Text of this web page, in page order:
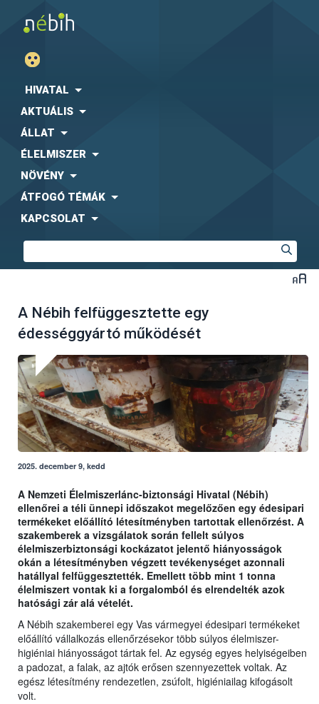
HIVATAL
AKTUÁLIS
ÁLLAT
ÉLELMISZER
NÖVÉNY
ÁTFOGÓ TÉMÁK
KAPCSOLAT
A Nébih felfüggesztette egy
édességgyártó működését
2025. december 9, kedd
A Nemzeti Élelmiszerlánc-biztonsági Hivatal (Nébih)
ellenőrei a téli ünnepi időszakot megelőzően egy édesipari
termékeket előállító létesítményben tartottak ellenőrzést. A
szakemberek a vizsgálatok során fellelt súlyos
élelmiszerbiztonsági kockázatot jelentő hiányosságok
okán a létesítményben végzett tevékenységet azonnali
hatállyal felfüggesztették. Emellett több mint 1 tonna
élelmiszert vontak ki a forgalomból és elrendelték azok
hatósági zár alá vételét.
A Nébih szakemberei egy Vas vármegyei édesipari termékeket
előállító vállalkozás ellenőrzésekor több súlyos élelmiszer-
higiéniai hiányosságot tártak fel. Az egység egyes helyiségeiben
a padozat, a falak, az ajtók erősen szennyezettek voltak. Az
egész létesítmény rendezetlen, zsúfolt, higiéniailag kifogásolt
volt.